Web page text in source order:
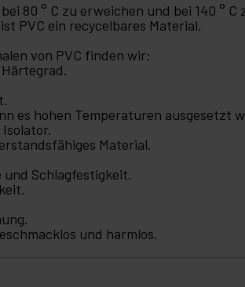
80 ° C zu erweichen und bei 140 °
PVC ein recycelbares Material.
von PVC finden wir:
es hohen Temperaturen ausgesetzt
Material.
und Schlagfestigkeit.
und harmlos.